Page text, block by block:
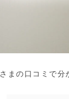
まの口コミで分